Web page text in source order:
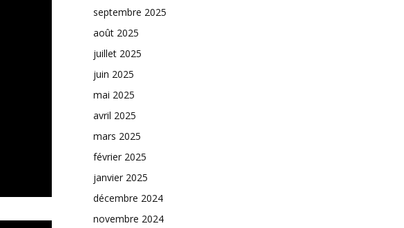
septembre 2025
août 2025
juillet 2025
juin 2025
mai 2025
avril 2025
mars 2025
février 2025
janvier 2025
décembre 2024
novembre 2024